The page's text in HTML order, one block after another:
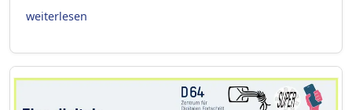
weiterlesen